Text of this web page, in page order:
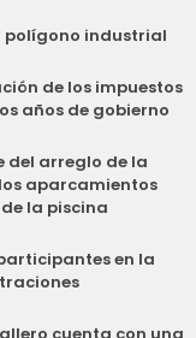
polígono industrial
de los impuestos
años de gobierno
del arreglo de la
aparcamientos
la piscina
en la